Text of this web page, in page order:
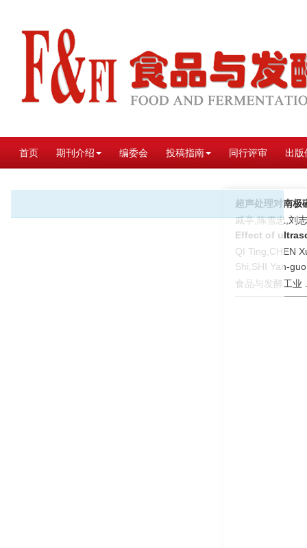
首页 期刊介绍 编委会 投稿指南 同行评审 出版
超声处理对南极
戚亭,陈雪忠,刘
Effect of
QI Ting,CHEN
Shi,SHI Yan-guo
食品与发酵工业